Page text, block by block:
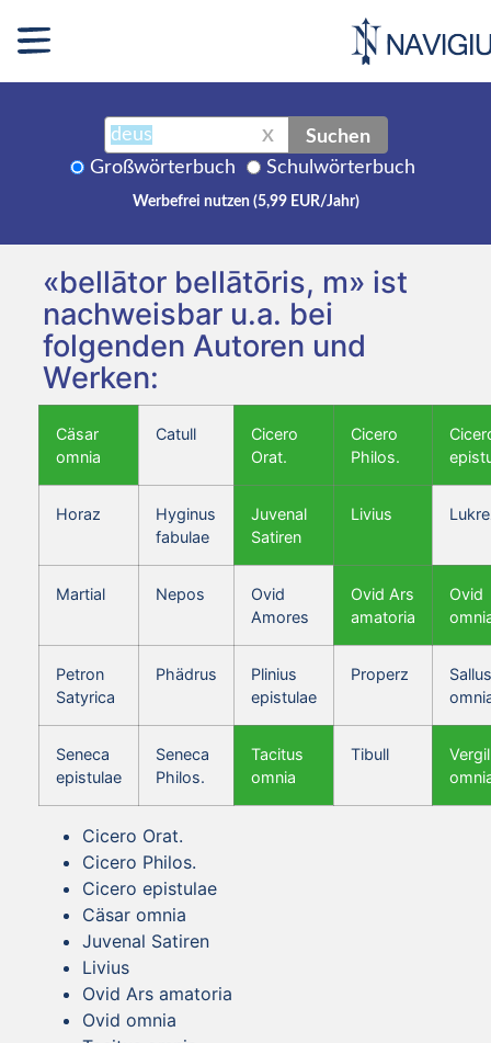
X Suchen
Großwörterbuch Schulwörterbuch
Werbefrei nutzen (5,99 EUR/Jahr)
«bellātor bellātōris, m» ist
nachweisbar u.a. bei
folgenden Autoren und
Werken:
Cäsar
omnia
Catull
Cicero
Orat.
Cicero
Philos.
Horaz
Hyginus
fabulae
Juvenal
Satiren
Livius
Martial Nepos
Ovid
Amores
Ovid Ars
amatoria
Ovid
Petron
Satyrica
Phädrus
Plinius
epistulae
Properz
Seneca
epistulae
Seneca
Philos.
Tacitus
omnia
Tibull
Vergil
Cicero Orat.
Cicero Philos.
Cicero epistulae
Cäsar omnia
Juvenal Satiren
Livius
Ovid Ars amatoria
Ovid omnia